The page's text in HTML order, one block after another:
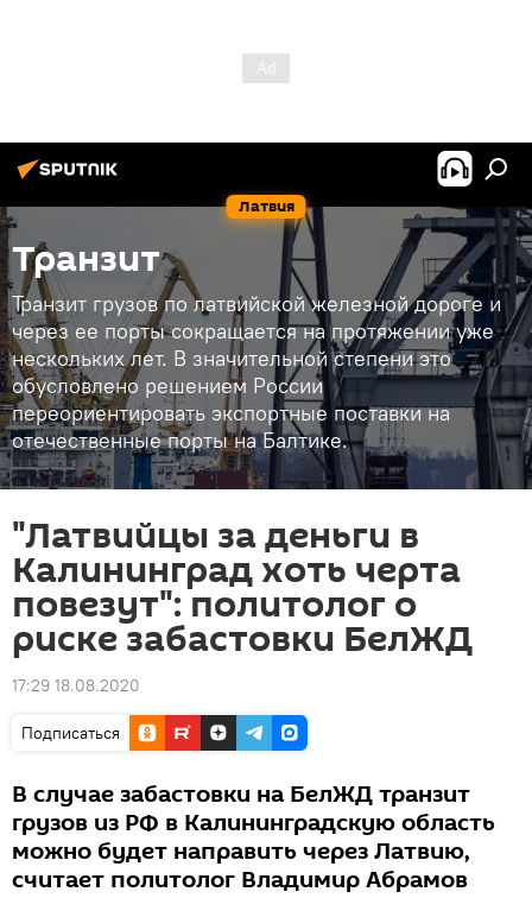
Латвия
Транзит
Транзит грузов по латвийской железной дороге и
через ее порты сокращается на протяжении уже
нескольких лет. В значительной степени это
обусловлено решением России
переориентировать экспортные поставки на
отечественные порты на Балтике.
"Латвийцы за деньги в
Калининград хоть черта
повезут": политолог о
риске забастовки БелЖД
17:29 18.08.2020
Подписаться
В случае забастовки на БелЖД транзит
грузов из РФ в Калининградскую область
можно будет направить через Латвию,
считает политолог Владимир Абрамов